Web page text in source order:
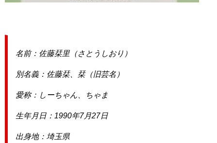
名前：佐藤栞里（さとうしおり）
別名義：佐藤栞、栞（旧芸名）
愛称：しーちゃん、ちゃま
生年月日：1990年7月27日
出身地：埼玉県